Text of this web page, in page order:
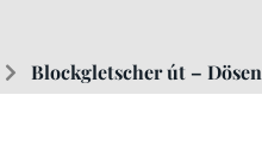
Blockgletscher út –